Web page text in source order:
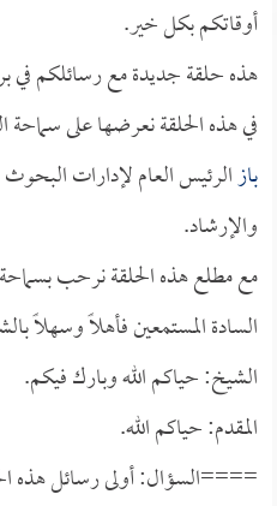
أوقاتكم بكل خير.
هذه حلقة جديدة مع رسائلكم في
في هذه الحلقة نعرضها على
بازالرئيس العام لإدارات البحوث
والإرشاد.
مع مطلع هذه الحلقة نرحب
السادة المستمعين فأهلاً وسهلاً
الشيخ: حياكم الله وبارك فيكم.
المقدم: حياكم الله.
====السؤال: أولى رسائل هذه